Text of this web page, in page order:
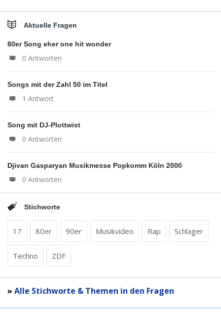
Aktuelle Fragen
80er Song eher one hit wonder
0 Antworten
Songs mit der Zahl 50 im Titel
1 Antwort
Song mit DJ-Plottwist
0 Antworten
Djivan Gasparyan Musikmesse Popkomm Köln 2000
0 Antworten
Stichworte
17 80er 90er Musikvideo Rap Schlager
Techno ZDF
» Alle Stichworte & Themen in den Fragen